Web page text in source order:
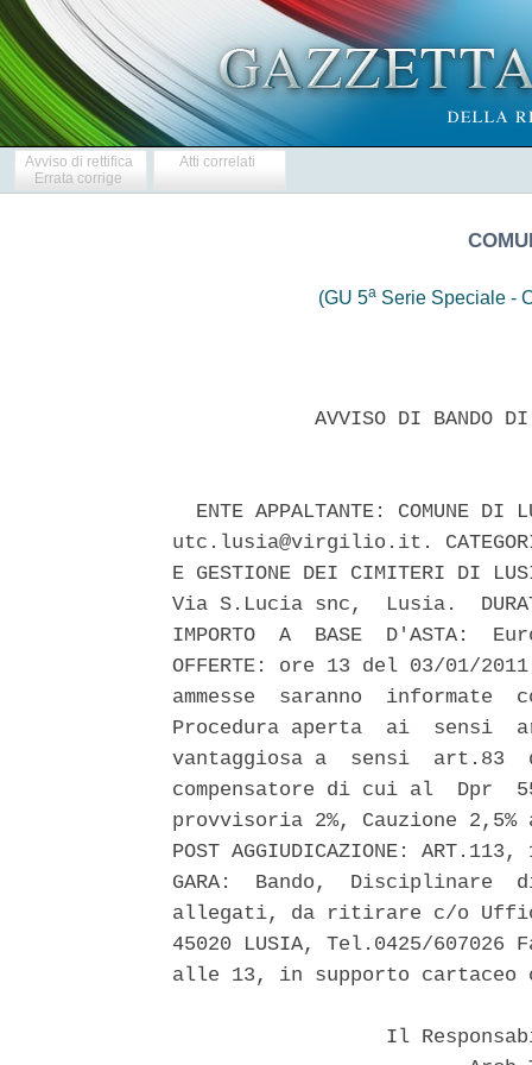
Avviso di rettifica
Errata corrige
Atti correlati
(GU 5a Serie Speciale -
AVVISO DI BANDO
ENTE APPALTANTE: COMUNE DI
utc.lusia@virgilio.it. CATEGORIA
E GESTIONE DEI CIMITERI DI
Via S.Lucia snc,  Lusia.
IMPORTO  A  BASE  D'ASTA:
OFFERTE: ore 13 del 03/01/
ammesse  saranno  informate
Procedura aperta  ai  sensi
vantaggiosa a  sensi  art.83
compensatore di cui al  Dpr
provvisoria 2%, Cauzione
POST AGGIUDICAZIONE:
GARA:  Bando,
allegati, da ritirare c/o
45020 LUSIA, Tel.0425/607026
alle 13, in supporto cartaceo
Il